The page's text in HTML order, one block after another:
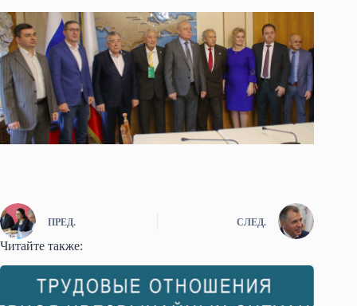
ПРЕД. СЛЕД.
Читайте также: